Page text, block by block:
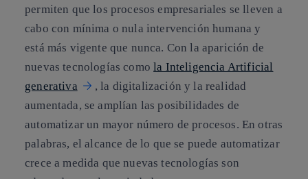
permiten que los procesos empresariales se lleven a
cabo con mínima o nula intervención humana y
está más vigente que nunca. Con la aparición de
nuevas tecnologías comola Inteligencia Artificial
generativa
, la digitalización y la realidad
aumentada, se amplían las posibilidades de
automatizar un mayor número de procesos. En otras
palabras, el alcance de lo que se puede automatizar
crece a medida que nuevas tecnologías son